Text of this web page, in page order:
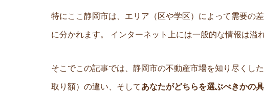
特にここ静岡市は、エリア（区や学区）によって需要の
に分かれます。 インターネット上には一般的な情報は
そこでこの記事では、静岡市の不動産市場を知り尽くした
取り額）の違い、そしてあなたがどちらを選ぶべきかの